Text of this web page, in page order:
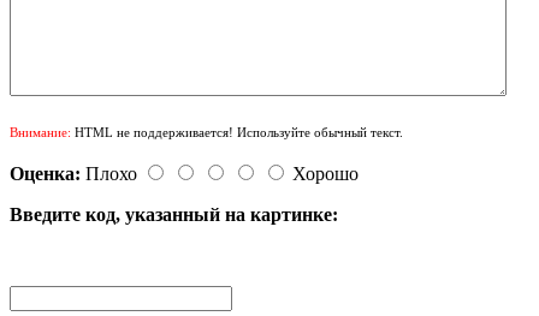
Внимание: HTML не поддерживается! Используйте обычный текст.
Оценка: Плохо
Хорошо
Введите код, указанный на картинке: